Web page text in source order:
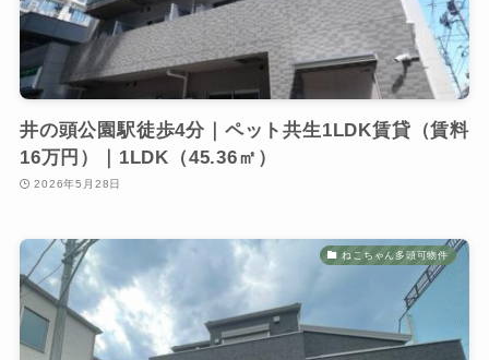
井の頭公園駅徒歩4分｜ペット共生1LDK賃貸（賃料
16万円）｜1LDK（45.36㎡）
2026年5月28日
ねこちゃん多頭可物件